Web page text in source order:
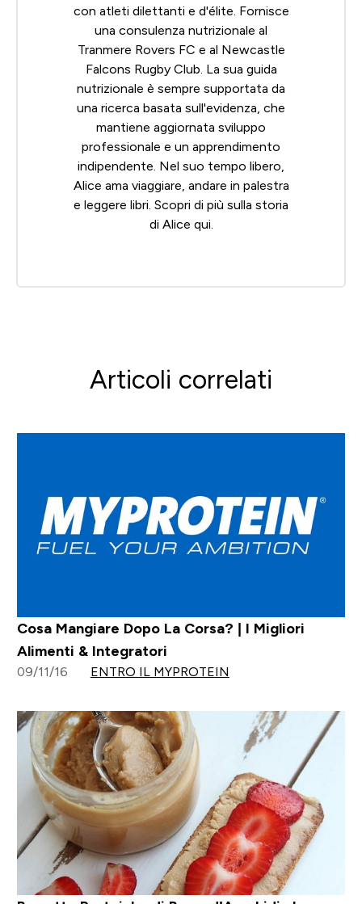
con atleti dilettanti e d'élite. Fornisce
una consulenza nutrizionale al
Tranmere Rovers FC e al Newcastle
Falcons Rugby Club. La sua guida
nutrizionale è sempre supportata da
una ricerca basata sull'evidenza, che
mantiene aggiornata sviluppo
professionale e un apprendimento
indipendente. Nel suo tempo libero,
Alice ama viaggiare, andare in palestra
e leggere libri. Scopri di più sulla storia
di Alice qui
Articoli correlati
Cosa Mangiare Dopo La Corsa? | I Migliori
Alimenti & Integratori
09/11/16 ENTRO IL MYPROTEIN